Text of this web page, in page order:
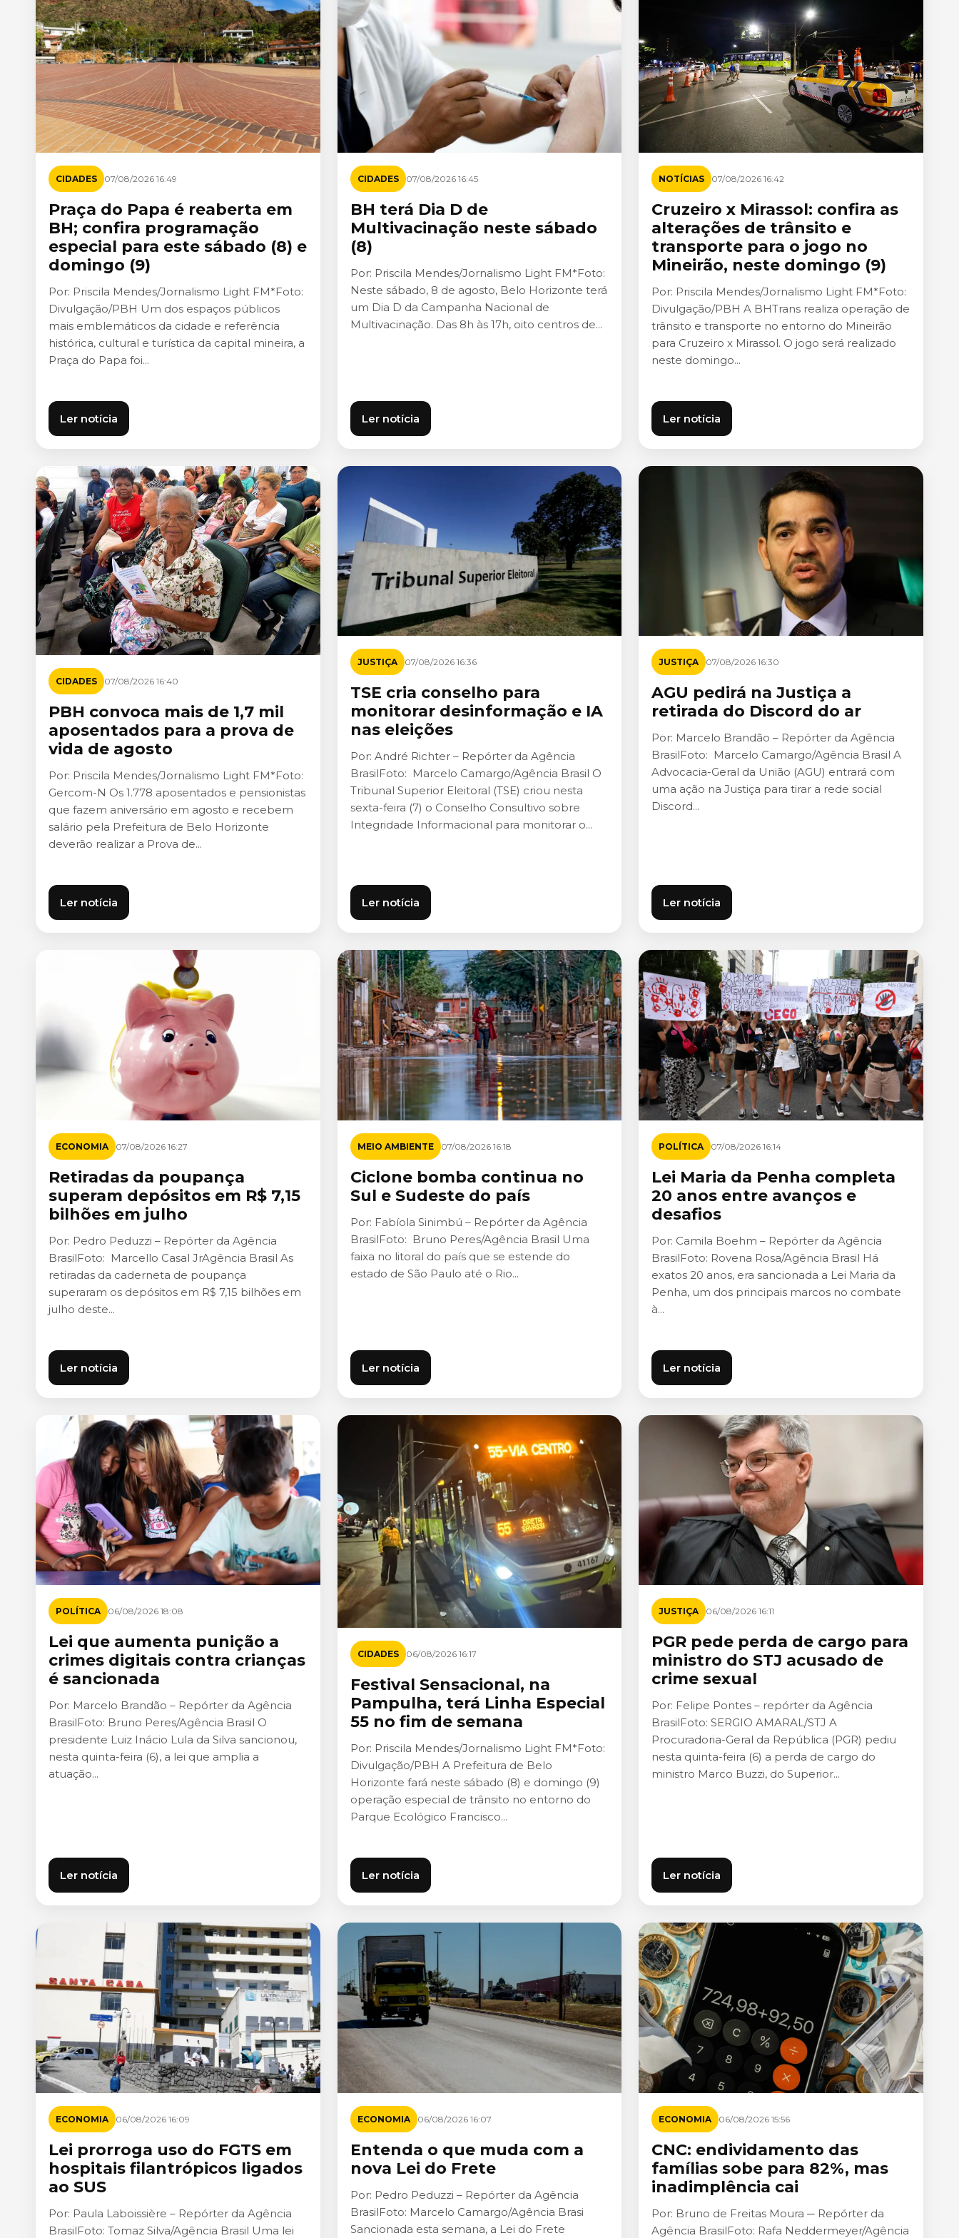
CIDADES 07/08/2026 16:49
Praça do Papa é reaberta em
BH; confira programação
especial para este sábado (8) e
domingo (9)
Por: Priscila Mendes/Jornalismo Light FM*Foto:
Divulgação/PBH Um dos espaços públicos
mais emblemáticos da cidade e referência
histórica, cultural e turística da capital mineira, a
Praça do Papa foi...
Ler notícia
CIDADES 07/08/2026 16:45
BH terá Dia D de
Multivacinação neste sábado
(8)
Por: Priscila Mendes/Jornalismo Light FM*Foto:
Neste sábado, 8 de agosto, Belo Horizonte terá
um Dia D da Campanha Nacional de
Multivacinação. Das 8h às 17h, oito centros de...
Ler notícia
NOTÍCIAS 07/08/2026 16:42
Cruzeiro x Mirassol: confira as
alterações de trânsito e
transporte para o jogo no
Mineirão, neste domingo (9)
Por: Priscila Mendes/Jornalismo Light FM*Foto:
Divulgação/PBH A BHTrans realiza operação de
trânsito e transporte no entorno do Mineirão
para Cruzeiro x Mirassol. O jogo será realizado
neste domingo...
Ler notícia
CIDADES 07/08/2026 16:40
PBH convoca mais de 1,7 mil
aposentados para a prova de
vida de agosto
Por: Priscila Mendes/Jornalismo Light FM*Foto:
Gercom-N Os 1.778 aposentados e pensionistas
que fazem aniversário em agosto e recebem
salário pela Prefeitura de Belo Horizonte
deverão realizar a Prova de...
Ler notícia
JUSTIÇA 07/08/2026 16:36
TSE cria conselho para
monitorar desinformação e IA
nas eleições
Por: André Richter – Repórter da Agência
BrasilFoto: Marcelo Camargo/Agência Brasil O
Tribunal Superior Eleitoral (TSE) criou nesta
sexta-feira (7) o Conselho Consultivo sobre
Integridade Informacional para monitorar o...
Ler notícia
JUSTIÇA 07/08/2026 16:30
AGU pedirá na Justiça a
retirada do Discord do ar
Por: Marcelo Brandão – Repórter da Agência
BrasilFoto: Marcelo Camargo/Agência Brasil A
Advocacia-Geral da União (AGU) entrará com
uma ação na Justiça para tirar a rede social
Discord...
Ler notícia
ECONOMIA 07/08/2026 16:27
Retiradas da poupança
superam depósitos em R$ 7,15
bilhões em julho
Por: Pedro Peduzzi – Repórter da Agência
BrasilFoto: Marcello Casal JrAgência Brasil As
retiradas da caderneta de poupança
superaram os depósitos em R$ 7,15 bilhões em
julho deste...
Ler notícia
MEIO AMBIENTE 07/08/2026 16:18
Ciclone bomba continua no
Sul e Sudeste do país
Por: Fabíola Sinimbú – Repórter da Agência
BrasilFoto: Bruno Peres/Agência Brasil Uma
faixa no litoral do país que se estende do
estado de São Paulo até o Rio...
Ler notícia
POLÍTICA 07/08/2026 16:14
Lei Maria da Penha completa
20 anos entre avanços e
desafios
Por: Camila Boehm – Repórter da Agência
BrasilFoto: Rovena Rosa/Agência Brasil Há
exatos 20 anos, era sancionada a Lei Maria da
Penha, um dos principais marcos no combate
à...
Ler notícia
POLÍTICA 06/08/2026 18:08
Lei que aumenta punição a
crimes digitais contra crianças
é sancionada
Por: Marcelo Brandão – Repórter da Agência
BrasilFoto: Bruno Peres/Agência Brasil O
presidente Luiz Inácio Lula da Silva sancionou,
nesta quinta-feira (6), a lei que amplia a
atuação...
Ler notícia
CIDADES 06/08/2026 16:17
Festival Sensacional, na
Pampulha, terá Linha Especial
55 no fim de semana
Por: Priscila Mendes/Jornalismo Light FM*Foto:
Divulgação/PBH A Prefeitura de Belo
Horizonte fará neste sábado (8) e domingo (9)
operação especial de trânsito no entorno do
Parque Ecológico Francisco...
Ler notícia
JUSTIÇA 06/08/2026 16:11
PGR pede perda de cargo para
ministro do STJ acusado de
crime sexual
Por: Felipe Pontes – repórter da Agência
BrasilFoto: SERGIO AMARAL/STJ A
Procuradoria-Geral da República (PGR) pediu
nesta quinta-feira (6) a perda de cargo do
ministro Marco Buzzi, do Superior...
Ler notícia
ECONOMIA 06/08/2026 16:09
Lei prorroga uso do FGTS em
hospitais filantrópicos ligados
ao SUS
Por: Paula Laboissière – Repórter da Agência
BrasilFoto: Tomaz Silva/Agência Brasil Uma lei
ECONOMIA 06/08/2026 16:07
Entenda o que muda com a
nova Lei do Frete
Por: Pedro Peduzzi – Repórter da Agência
BrasilFoto: Marcelo Camargo/Agência Brasi
Sancionada esta semana, a Lei do Frete
ECONOMIA 06/08/2026 15:56
CNC: endividamento das
famílias sobe para 82%, mas
inadimplência cai
Por: Bruno de Freitas Moura ─ Repórter da
Agência BrasilFoto: Rafa Neddermeyer/Agência